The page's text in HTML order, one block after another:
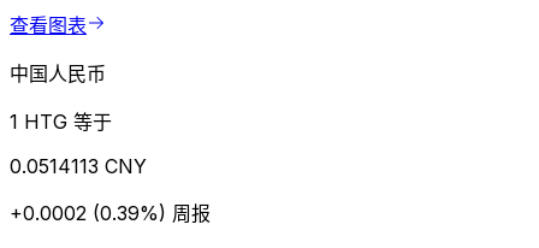
查看图表
中国人民币
1 HTG 等于
0.0514113 CNY
+0.0002 (0.39%) 周报